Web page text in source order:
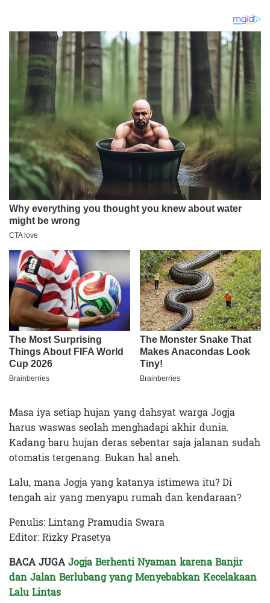
Masa iya setiap hujan yang dahsyat warga Jogja
harus waswas seolah menghadapi akhir dunia.
Kadang baru hujan deras sebentar saja jalanan sudah
otomatis tergenang. Bukan hal aneh.
Lalu, mana Jogja yang katanya istimewa itu? Di
tengah air yang menyapu rumah dan kendaraan?
Penulis: Lintang Pramudia Swara
Editor: Rizky Prasetya
BACA JUGAJogja Berhenti Nyaman karena Banjir
dan Jalan Berlubang yang Menyebabkan Kecelakaan
Lalu Lintas